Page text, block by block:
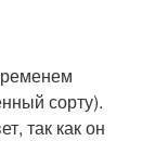
сорту).
так как он